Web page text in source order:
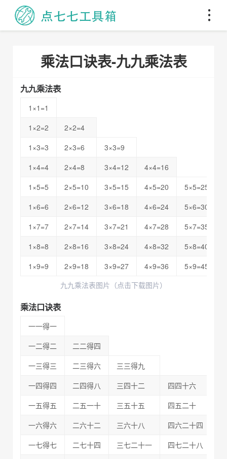
乘法口诀表-九九乘法表
九九乘法表
1×1=1
1×2=2
2×2=4
1×3=3
2×3=6
3×3=9
1×4=4
2×4=8 3×4=12
4×4=16
1×5=5
2×5=10 3×5=15 4×5=20
5×5=25
1×6=6
2×6=12 3×6=18 4×6=24 5×6=30
1×7=7
2×7=14 3×7=21 4×7=28 5×7=35
1×8=8
2×8=16 3×8=24 4×8=32 5×8=40
1×9=9
2×9=18 3×9=27 4×9=36 5×9=45
九九乘法表图片（点击下载图片）
乘法口诀表
一一得一
一二得二
二二得四
一三得三
二三得六
三三得九
一四得四
二四得八 三四十二
四四十六
一五得五
二五一十 三五十五 四五二十
一六得六
二六十二 三六十八 四六二十四
一七得七
二七十四 三七二十一 四七二十八